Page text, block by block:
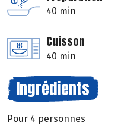
40 min
Cuisson
40 min
Ingrédients
Pour 4 personnes